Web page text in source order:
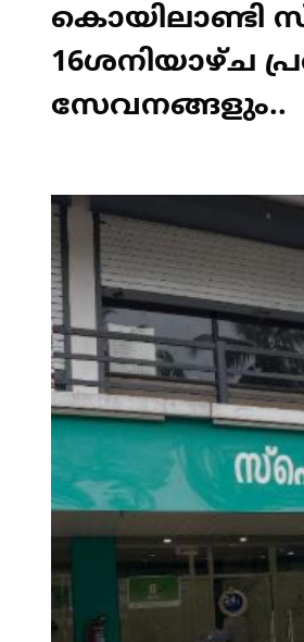
കൊയിലാണ്ടി
16ശനിയാഴ്ച
സേവനങ്ങളും..